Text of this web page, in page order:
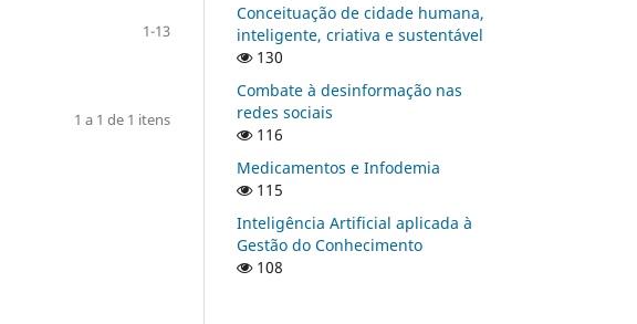
1-13
1 a 1 de 1 itens
Conceituação de cidade humana,
inteligente, criativa e sustentável
130
Combate à desinformação nas
redes sociais
116
Medicamentos e Infodemia
115
Inteligência Artificial aplicada à
Gestão do Conhecimento
108